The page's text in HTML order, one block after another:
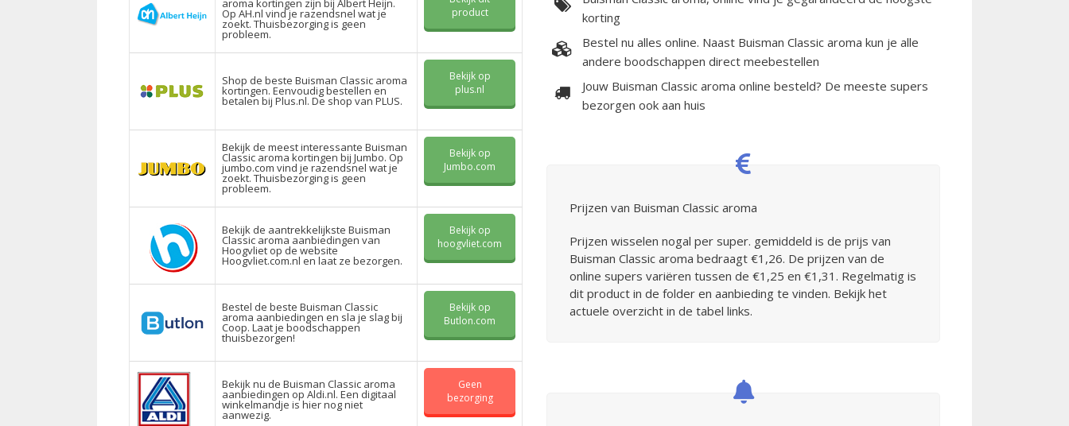
aroma kortingen zijn bij Albert Heijn.
Op AH.nl vind je razendsnel wat je
zoekt. Thuisbezorging is geen
probleem.
product
Shop de beste Buisman Classic aroma
kortingen. Eenvoudig bestellen en
betalen bij Plus.nl. De shop van PLUS.
Bekijk op
plus.nl
Bekijk de meest interessante Buisman
Classic aroma kortingen bij Jumbo. Op
jumbo.com vind je razendsnel wat je
zoekt. Thuisbezorging is geen
probleem.
Bekijk op
Jumbo.com
Bekijk de aantrekkelijkste Buisman
Classic aroma aanbiedingen van
Hoogvliet op de website
Hoogvliet.com.nl en laat ze bezorgen.
Bekijk op
hoogvliet.com
Bestel de beste Buisman Classic
aroma aanbiedingen en sla je slag bij
Coop. Laat je boodschappen
thuisbezorgen!
Bekijk op
Butlon.com
Bekijk nu de Buisman Classic aroma
aanbiedingen op Aldi.nl. Een digitaal
winkelmandje is hier nog niet
aanwezig.
Geen
bezorging
korting
Bestel nu alles online. Naast Buisman Classic aroma kun je alle
andere boodschappen direct meebestellen
Jouw Buisman Classic aroma online besteld? De meeste supers
bezorgen ook aan huis
Prijzen van Buisman Classic aroma
Prijzen wisselen nogal per super. gemiddeld is de prijs van
Buisman Classic aroma bedraagt €1,26. De prijzen van de
online supers variëren tussen de €1,25 en €1,31. Regelmatig is
dit product in de folder en aanbieding te vinden. Bekijk het
actuele overzicht in de tabel links.